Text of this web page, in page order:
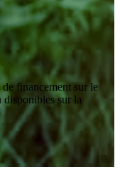
de financement sur le
sur la